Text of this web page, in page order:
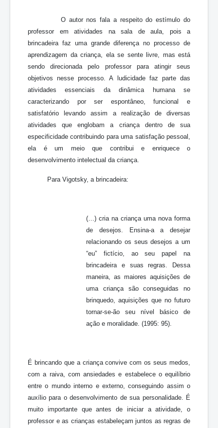
O autor nos fala a respeito do estímulo do
professor em atividades na sala de aula, pois a
brincadeira faz uma grande diferença no processo de
aprendizagem da criança, ela se sente livre, mas está
sendo direcionada pelo professor para atingir seus
objetivos nesse processo. A ludicidade faz parte das
atividades essenciais da dinâmica humana se
caracterizando por ser espontâneo, funcional e
satisfatório levando assim a realização de diversas
atividades que englobam a criança dentro de sua
especificidade contribuindo para uma satisfação pessoal,
ela é um meio que contribui e enriquece o
desenvolvimento intelectual da criança.
Para Vigotsky, a brincadeira:
(…) cria na criança uma nova forma
de desejos. Ensina-a a desejar
relacionando os seus desejos a um
“eu” fictício, ao seu papel na
brincadeira e suas regras. Dessa
maneira, as maiores aquisições de
uma criança são conseguidas no
brinquedo, aquisições que no futuro
tornar-se-ão seu nível básico de
ação e moralidade. (1995: 95).
É brincando que a criança convive com os seus medos,
com a raiva, com ansiedades e estabelece o equilíbrio
entre o mundo interno e externo, conseguindo assim o
auxílio para o desenvolvimento de sua personalidade. É
muito importante que antes de iniciar a atividade, o
professor e as crianças estabeleçam juntos as regras de